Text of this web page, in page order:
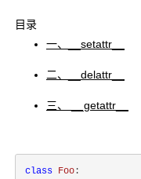
目录
一、__setattr__
二、__delattr__
三、 __getattr__
class Foo :